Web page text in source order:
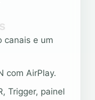
canais e um
com AirPlay.
Trigger, painel